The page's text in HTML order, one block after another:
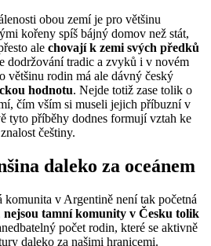
obou zemí je pro většinu
kořeny spíš bájný domov než stát,
ale chovají k zemi svých předků
dodržování tradic a zvyků i v novém
většinu rodin má ale dávný český
hodnotu. Nejde totiž zase tolik o
čím vším si museli jejich příbuzní v
tyto příběhy dodnes formují vztah ke
češtiny.
daleko za oceánem
komunita v Argentině není tak početná
nejsou tamní komunity v Česku tolik
počet rodin, které se aktivně
daleko za našimi hranicemi.